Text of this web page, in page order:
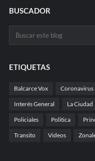
BUSCADOR
ETIQUETAS
Balcarce Vox Coronavirus
Interés General La Ciudad
Policiales Politica
Transito Videos